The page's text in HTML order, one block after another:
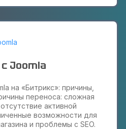
Joomla
на «Битрикс»: причины,
переноса: сложная
активной
возможности для
и проблемы с SEO.